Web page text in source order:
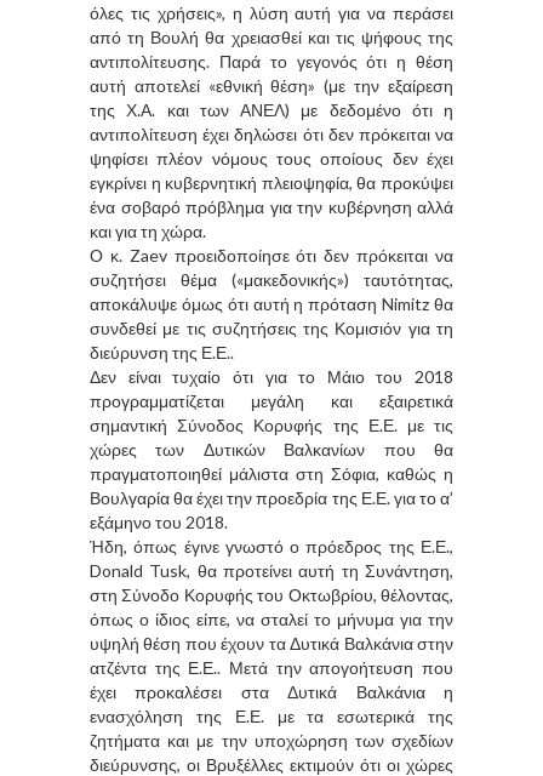
όλες τις χρήσεις», η λύση αυτή για να περάσει
από τη Βουλή θα χρειασθεί και τις ψήφους της
αντιπολίτευσης. Παρά το γεγονός ότι η θέση
αυτή αποτελεί «εθνική θέση» (με την εξαίρεση
της Χ.Α. και των ΑΝΕΛ) με δεδομένο ότι η
αντιπολίτευση έχει δηλώσει ότι δεν πρόκειται να
ψηφίσει πλέον νόμους τους οποίους δεν έχει
εγκρίνει η κυβερνητική πλειοψηφία, θα προκύψει
ένα σοβαρό πρόβλημα για την κυβέρνηση αλλά
και για τη χώρα.
Ο κ. Zaev προειδοποίησε ότι δεν πρόκειται να
συζητήσει θέμα («μακεδονικής») ταυτότητας,
αποκάλυψε όμως ότι αυτή η πρόταση Nimitz θα
συνδεθεί με τις συζητήσεις της Κομισιόν για τη
διεύρυνση της Ε.Ε..
Δεν είναι τυχαίο ότι για το Μάιο του 2018
προγραμματίζεται μεγάλη και εξαιρετικά
σημαντική Σύνοδος Κορυφής της Ε.Ε. με τις
χώρες των Δυτικών Βαλκανίων που θα
πραγματοποιηθεί μάλιστα στη Σόφια, καθώς η
Βουλγαρία θα έχει την προεδρία της Ε.Ε. για το α’
εξάμηνο του 2018.
Ήδη, όπως έγινε γνωστό ο πρόεδρος της Ε.Ε.,
Donald Tusk, θα προτείνει αυτή τη Συνάντηση,
στη Σύνοδο Κορυφής του Οκτωβρίου, θέλοντας,
όπως ο ίδιος είπε, να σταλεί το μήνυμα για την
υψηλή θέση που έχουν τα Δυτικά Βαλκάνια στην
ατζέντα της Ε.Ε.. Μετά την απογοήτευση που
έχει προκαλέσει στα Δυτικά Βαλκάνια η
ενασχόληση της Ε.Ε. με τα εσωτερικά της
ζητήματα και με την υποχώρηση των σχεδίων
διεύρυνσης, οι Βρυξέλλες εκτιμούν ότι οι χώρες